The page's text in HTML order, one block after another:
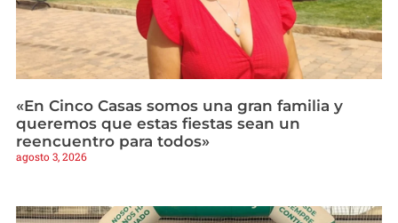
«En Cinco Casas somos una gran familia y
queremos que estas fiestas sean un
reencuentro para todos»
agosto 3, 2026